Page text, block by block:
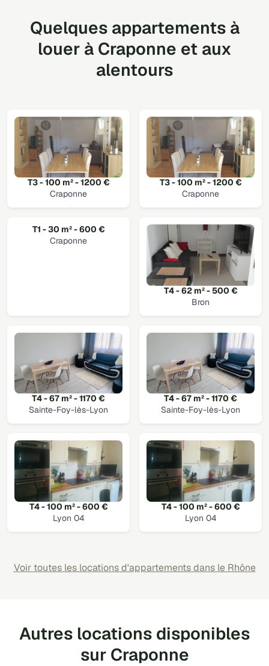
Quelques appartements à
louer à Craponne et aux
alentours
T3 - 100 m² - 1200 €
Craponne
T3 - 100 m² - 1200 €
Craponne
T1 - 30 m² - 600 €
Craponne
T4 - 62 m² - 500 €
Bron
T4 - 67 m² - 1170 €
Sainte-Foy-lès-Lyon
T4 - 67 m² - 1170 €
Sainte-Foy-lès-Lyon
T4 - 100 m² - 600 €
Lyon 04
T4 - 100 m² - 600 €
Lyon 04
Voir toutes les locations d'appartements dans le Rhône
Autres locations disponibles
sur Craponne